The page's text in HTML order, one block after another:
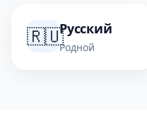
🇷🇺Русский
Родной